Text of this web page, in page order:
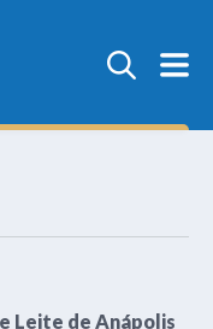
Leite de Anápolis